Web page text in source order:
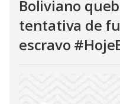
Boliviano
tentativa de
escravo